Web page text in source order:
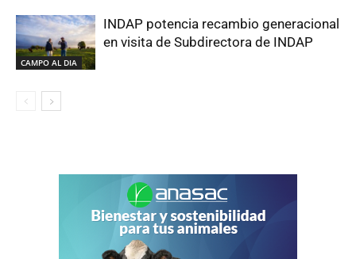
CAMPO AL DIA
INDAP potencia recambio generacional
en visita de Subdirectora de INDAP